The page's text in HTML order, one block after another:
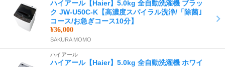
ハイアール【Haier】5.0kg 全自動洗濯機 ブラッ
ク JW-U50C-K【高濃度スパイラル洗浄/「除菌｣
コース/お急ぎコース10分】
¥36,000
SAKURA MOMO
ハイアール
ハイアール【Haier】5.0kg 全自動洗濯機 ホワイ